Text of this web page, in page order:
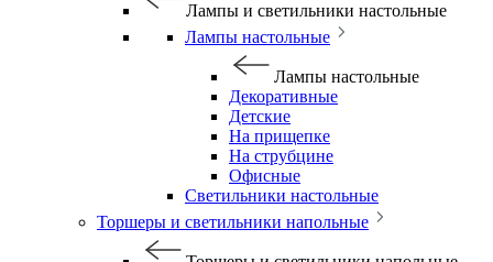
Лампы и светильники настольные
Лампы настольные
Лампы настольные
Декоративные
Детские
На прищепке
На струбцине
Офисные
Светильники настольные
Торшеры и светильники напольные